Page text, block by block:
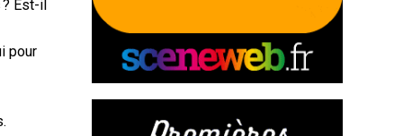
Est-il
pour